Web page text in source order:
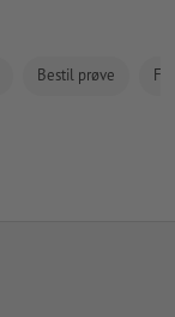
Bestil prøve